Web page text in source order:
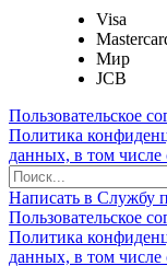
Visa
Мир
JCB
Пользовательское
Политика
данных, в том
Написать в Службу
Пользовательское
Политика
данных, в том